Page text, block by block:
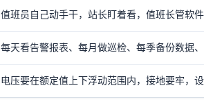
值班员自己动手干，站长盯着看，值班长管软
每天看告警报表、每月做巡检、每季备份数据
电压要在额定值上下浮动范围内，接地要牢，